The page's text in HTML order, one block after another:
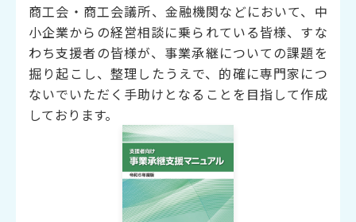
商工会・商工会議所、金融機関などにおいて、中
小企業からの経営相談に乗られている皆様、すな
わち支援者の皆様が、事業承継についての課題を
掘り起こし、整理したうえで、的確に専門家につ
ないでいただく手助けとなることを目指して作成
しております。